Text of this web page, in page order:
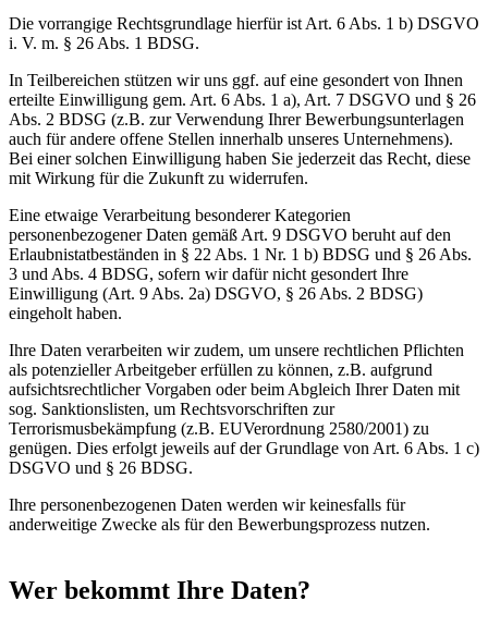
Die vorrangige Rechtsgrundlage hierfür ist Art. 6 Abs. 1 b) DSGVO
i. V. m. § 26 Abs. 1 BDSG.
In Teilbereichen stützen wir uns ggf. auf eine gesondert von Ihnen
erteilte Einwilligung gem. Art. 6 Abs. 1 a), Art. 7 DSGVO und § 26
Abs. 2 BDSG (z.B. zur Verwendung Ihrer Bewerbungsunterlagen
auch für andere offene Stellen innerhalb unseres Unternehmens).
Bei einer solchen Einwilligung haben Sie jederzeit das Recht, diese
mit Wirkung für die Zukunft zu widerrufen.
Eine etwaige Verarbeitung besonderer Kategorien
personenbezogener Daten gemäß Art. 9 DSGVO beruht auf den
Erlaubnistatbeständen in § 22 Abs. 1 Nr. 1 b) BDSG und § 26 Abs.
3 und Abs. 4 BDSG, sofern wir dafür nicht gesondert Ihre
Einwilligung (Art. 9 Abs. 2a) DSGVO, § 26 Abs. 2 BDSG)
eingeholt haben.
Ihre Daten verarbeiten wir zudem, um unsere rechtlichen Pflichten
als potenzieller Arbeitgeber erfüllen zu können, z.B. aufgrund
aufsichtsrechtlicher Vorgaben oder beim Abgleich Ihrer Daten mit
sog. Sanktionslisten, um Rechtsvorschriften zur
Terrorismusbekämpfung (z.B. EUVerordnung 2580/2001) zu
genügen. Dies erfolgt jeweils auf der Grundlage von Art. 6 Abs. 1 c)
DSGVO und § 26 BDSG.
Ihre personenbezogenen Daten werden wir keinesfalls für
anderweitige Zwecke als für den Bewerbungsprozess nutzen.
Wer bekommt Ihre Daten?